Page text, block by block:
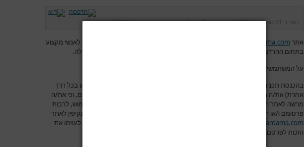
נוצר ב 01 ספטמבר 2013 נכתב על ידידר' גרג'י יונתן כניסות:404194
אתר www.hardama.com
מאפשר לגולשים להשתמש בפורום לצורך העלאת שאלות לאנשי מקצוע
בתחום ההרדמה והמהלך סביב הניתוח ולפתח דיון בין הגולשים לבין עצמם בנושאים אלה.
על המשתמשים בפורום למסור מידע שהוא למיטב ידיעתם אמיתי, נכון ומדויק.
בהכנסת תכנים לאתר
(בפורום, תגובות מאמרים, יצירת קשר או בכל דרך
אחרת) את/ה מצהיר/ה בזאת במפורש כי הינך בעל/ת מלוא זכויות הקניין הרוחני בתכנים, וכי את/ה
מרשה לאתר www.hardama.com
בעצם הכנסת התכנים לאתר, לעשות בהם כל שימוש, לרבות
פרסומם ו/או הסרתם מהאתר ו/או פרסומם בכל מדיה אחרת הקשורה במישרין ו/או בעקיפין לאתר
www.hardama.com
שומר לעצמו את
הזכות לפרסם מידע זה, באופן מלא, באופן חלקי או לא לפרסמו כלל